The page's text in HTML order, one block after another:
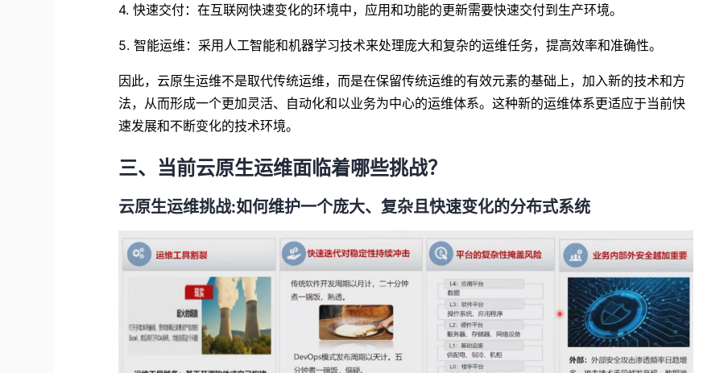
4.快速交付：在互联网快速变化的环境中，应用和功能的更新需要快速交付到生产环境。
5.智能运维：采用人工智能和机器学习技术来处理庞大和复杂的运维任务，提高效率和准确性。
因此，云原生运维不是取代传统运维，而是在保留传统运维的有效元素的基础上，加入新的技术和方
法，从而形成一个更加灵活、自动化和以业务为中心的运维体系。这种新的运维体系更适应于当前快
速发展和不断变化的技术环境。
三、 当前云原生运维面临着哪些挑战？
云原生运维挑战:如何维护一个庞大、复杂且快速变化的分布式系统